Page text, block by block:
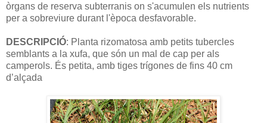
òrgans de reserva subterranis on s'acumulen els nutrients
per a sobreviure durant l'època desfavorable.
DESCRIPCIÓ: Planta rizomatosa amb petits tubercles
semblants a la xufa, que són un mal de cap per als
camperols. És petita, amb tiges trígones de fins 40 cm
d’alçada